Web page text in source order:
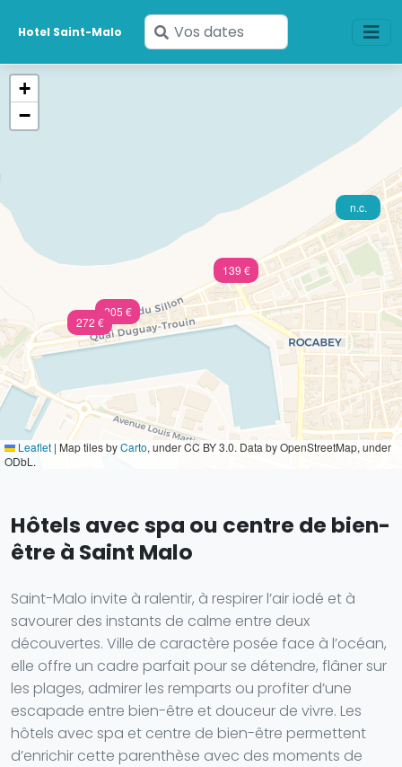
Hotel Saint-Malo
Saisissez
vos
272 €
139 €
205 €
n.c.
+
−
Leaflet | Map tiles byCarto, under CC BY 3.0. Data by OpenStreetMap, under
ODbL.
Hôtels avec spa ou centre de bien-
être à Saint Malo
Saint-Malo invite à ralentir, à respirer l’air iodé et à
savourer des instants de calme entre deux
découvertes. Ville de caractère posée face à l’océan,
elle offre un cadre parfait pour se détendre, flâner sur
les plages, admirer les remparts ou profiter d’une
escapade entre bien-être et douceur de vivre. Les
hôtels avec spa et centre de bien-être permettent
d’enrichir cette parenthèse avec des moments de